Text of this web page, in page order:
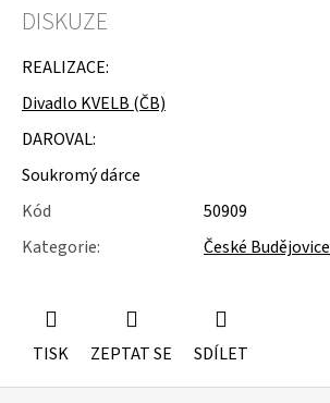
DISKUZE
REALIZACE:
Divadlo KVELB (ČB)
DAROVAL:
Soukromý dárce
Kód
50909
Kategorie: České Budějovice
TISK ZEPTAT SE SDÍLET
p
o
r
u
č
u
j
m
e
MOLITAN
MATRACE